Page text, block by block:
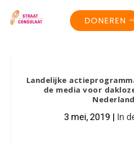
DONEREN
Landelijke
de media voor
Nederland
3 mei, 2019 | In